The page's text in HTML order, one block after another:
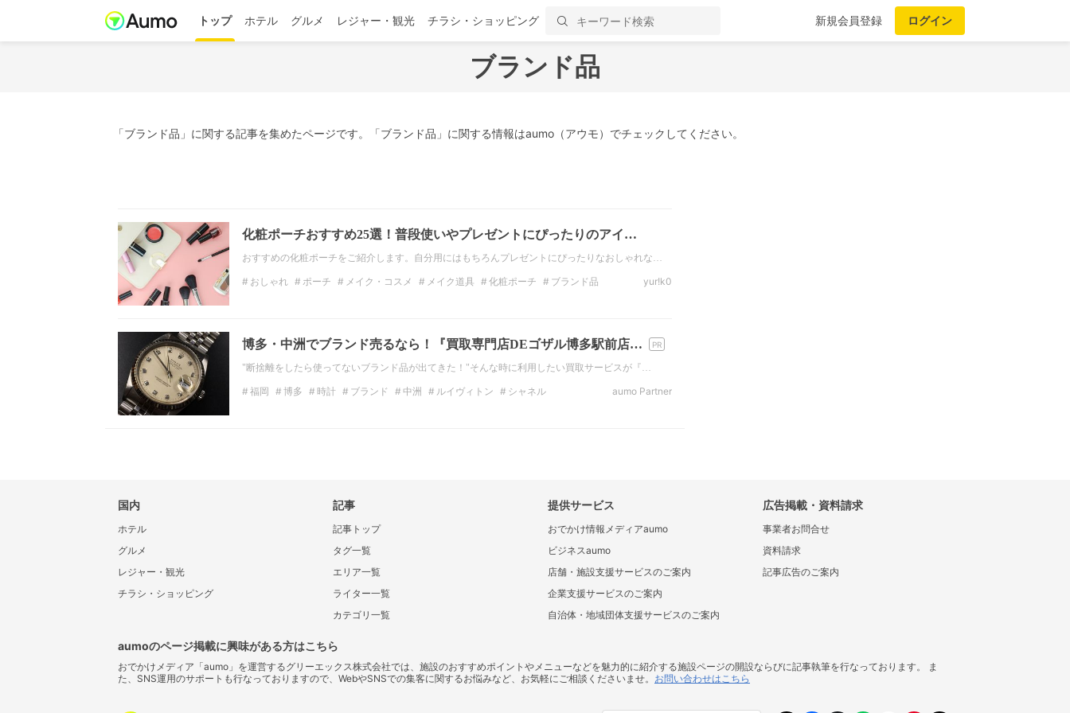
トップ ホテル グルメ レジャー・観光 チラシ・ショッピング 新規会員登録 ログイン
ブランド品
「ブランド品」に関する記事を集めたページです。「ブランド品」に関する情報はaumo（アウモ）でチェックしてください。
化粧ポーチおすすめ25選！普段使いやプレゼントにぴったりのアイ…
おすすめの化粧ポーチをご紹介します。自分用にはもちろんプレゼントにぴったりなおしゃれな…
おしゃれ ポーチ メイク・コスメ メイク道具 化粧ポーチ ブランド品 yur!k0
博多・中洲でブランド売るなら！『買取専門店DEゴザル博多駅前店…
"断捨離をしたら使ってないブランド品が出てきた！"そんな時に利用したい買取サービスが『…
福岡 博多 時計 ブランド 中洲 ルイヴィトン
シャネル
aumo Partner
国内
ホテル
グルメ
レジャー・観光
チラシ・ショッピング
記事
記事トップ
タグ一覧
エリア一覧
ライター一覧
カテゴリ一覧
提供サービス
おでかけ情報メディアaumo
ビジネスaumo
店舗・施設支援サービスのご案内
企業支援サービスのご案内
自治体・地域団体支援サービスのご案内
広告掲載・資料請求
事業者お問合せ
資料請求
記事広告のご案内
aumoのページ掲載に興味がある方はこちら
おでかけメディア「aumo」を運営するグリーエックス株式会社では、施設のおすすめポイントやメニューなどを魅力的に紹介する施設ページの開設ならびに記事執筆を行なっております。 ま
た、SNS運用のサポートも行なっておりますので、WebやSNSでの集客に関するお悩みなど、お気軽にご相談くださいませ。 お問い合わせはこちら